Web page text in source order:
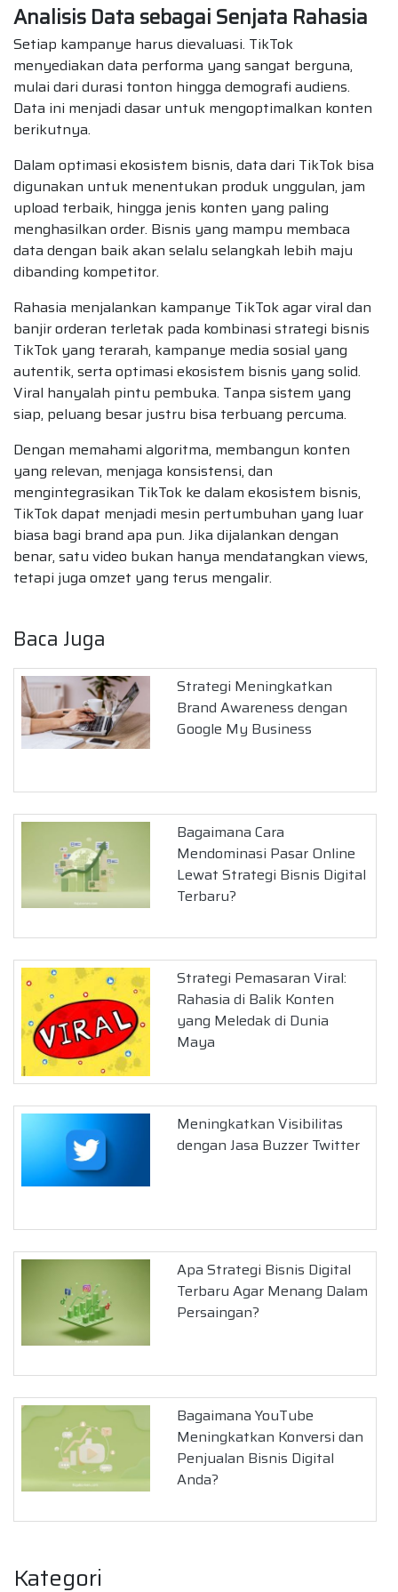
Analisis Data sebagai Senjata Rahasia
Setiap kampanye harus dievaluasi. TikTok
menyediakan data performa yang sangat berguna,
mulai dari durasi tonton hingga demografi audiens.
Data ini menjadi dasar untuk mengoptimalkan konten
berikutnya.
Dalam optimasi ekosistem bisnis, data dari TikTok bisa
digunakan untuk menentukan produk unggulan, jam
upload terbaik, hingga jenis konten yang paling
menghasilkan order. Bisnis yang mampu membaca
data dengan baik akan selalu selangkah lebih maju
dibanding kompetitor.
Rahasia menjalankan kampanye TikTok agar viral dan
banjir orderan terletak pada kombinasi strategi bisnis
TikTok yang terarah, kampanye media sosial yang
autentik, serta optimasi ekosistem bisnis yang solid.
Viral hanyalah pintu pembuka. Tanpa sistem yang
siap, peluang besar justru bisa terbuang percuma.
Dengan memahami algoritma, membangun konten
yang relevan, menjaga konsistensi, dan
mengintegrasikan TikTok ke dalam ekosistem bisnis,
TikTok dapat menjadi mesin pertumbuhan yang luar
biasa bagi brand apa pun. Jika dijalankan dengan
benar, satu video bukan hanya mendatangkan views,
tetapi juga omzet yang terus mengalir.
Baca Juga
Strategi Meningkatkan
Brand Awareness dengan
Google My Business
Bagaimana Cara
Mendominasi Pasar Online
Lewat Strategi Bisnis Digital
Terbaru?
Strategi Pemasaran Viral:
Rahasia di Balik Konten
yang Meledak di Dunia
Maya
Meningkatkan Visibilitas
dengan Jasa Buzzer Twitter
Apa Strategi Bisnis Digital
Terbaru Agar Menang Dalam
Persaingan?
Bagaimana YouTube
Meningkatkan Konversi dan
Penjualan Bisnis Digital
Anda?
Kategori